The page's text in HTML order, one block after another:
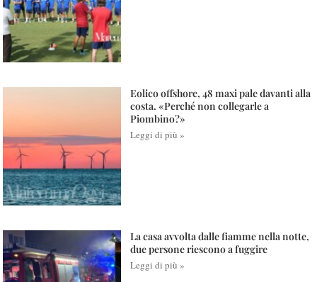
Eolico offshore, 48 maxi pale davanti alla
costa. «Perché non collegarle a
Piombino?»
Leggi di più »
La casa avvolta dalle fiamme nella notte,
due persone riescono a fuggire
Leggi di più »